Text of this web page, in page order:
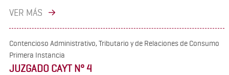
VER MÁS
Contencioso Administrativo, Tributario y de Relaciones de Consumo
Primera Instancia
JUZGADO CAYT N° 4